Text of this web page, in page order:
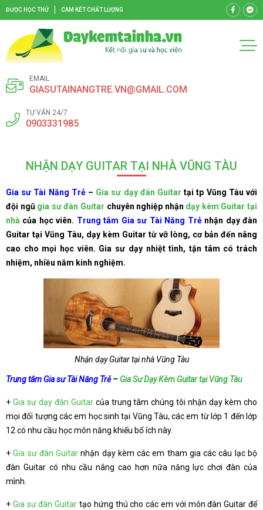
ĐƯỢC HỌC THỬ CAM KẾT CHẤT LƯỢNG
EMAIL
GIASUTAINANGTRE.VN@GMAIL.COM
TƯ VẤN 24/7
0903331985
NHẬN DẠY GUITAR TẠI NHÀ VŨNG TÀU
Gia sư Tài Năng Trẻ– Gia sư dạy đàn Guitar tại tp Vũng Tàu với
đội ngũ gia sư đàn Guitar chuyên nghiệp nhận dạy kèm Guitar tại
nhà của học viên. Trung tâm Gia sư Tài Năng Trẻnhận dạy đàn
Guitar tại Vũng Tàu, dạy kèm Guitar từ vỡ lòng, cơ bản đến nâng
cao cho mọi học viên. Gia sư dạy nhiệt tình, tận tâm có trách
nhiệm, nhiều năm kinh nghiệm.
Nhận dạy Guitar tại nhà Vũng Tàu
Trung tâm Gia sư Tài Năng Trẻ– Gia Sư Dạy Kèm Guitar tại Vũng Tàu
+ Gia sư dạy đàn Guitarcủa trung tâm chúng tôi nhận dạy kèm cho
mọi đối tượng các em học sinh tại Vũng Tàu, các em từ lớp 1 đến lớp
12 có nhu cầu học môn năng khiếu bổ ích này.
+Gia sư đàn Guitar nhận dạy kèm các em tham gia các câu lạc bộ
đàn Guitar có nhu cầu nâng cao hơn nữa năng lực chơi đàn của
mình.
+ Gia sư đàn Guitartạo hứng thú cho các em với môn đàn Guitar để